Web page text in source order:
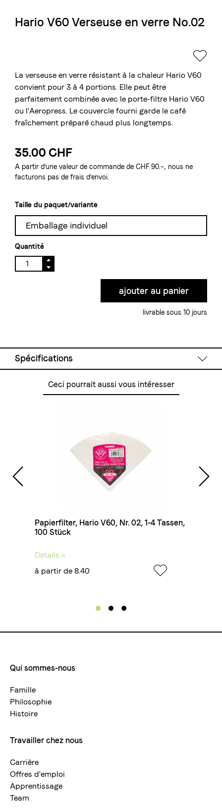
La torréfaction bernoise
Blaser Trading
Hario V60 Verseuse en verre No.02
La verseuse en verre résistant à la chaleur Hario V60
convient pour 3 à 4 portions. Elle peut être
parfaitement combinée avec le porte-filtre Hario V60
ou l'Aeropress. Le couvercle fourni garde le café
fraîchement préparé chaud plus longtemps.
35.00 CHF
A partir d'une valeur de commande de CHF 90.–, nous ne
facturons pas de frais d'envoi.
Taille du paquet/variante
Emballage individuel
Quantité
livrable sous 10 jours
Spécifications
Ceci pourrait aussi vous intéresser
Papierfilter, Hario V60, Nr. 02, 1-4 Tassen,
100 Stück
Details »
à partir de 8.40
Footermenue-
neu
Qui sommes-nous
Famille
Philosophie
Histoire
Travailler chez nous
Carrière
Offres d'emploi
Apprentissage
Team